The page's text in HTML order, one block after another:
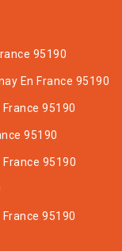
95190
En France 95190
95190
95190
95190
95190